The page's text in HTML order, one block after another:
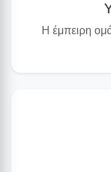
Η έμπειρη